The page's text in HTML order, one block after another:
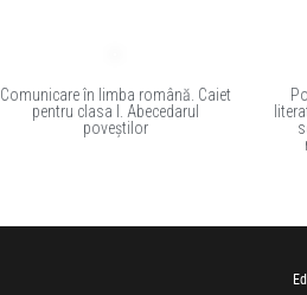
Comunicare în limba română. Caiet
pentru clasa I. Abecedarul
poveștilor